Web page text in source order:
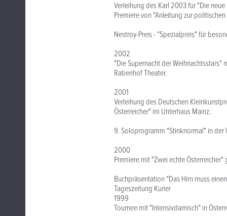
Verleihung des Karl 2003 für "Die
Premiere von "Anleitung zur
Nestroy-Preis - "Spezialpreis" für
2002
"Die Supernacht der Weihnachtsstars"
Rabenhof Theater.
2001
Verleihung des Deutschen
Österreicher" im Unterhaus Mainz.
9. Soloprogramm "Stinknormal" in der
2000
Premiere mit "Zwei echte
Buchpräsentation "Das Hirn muss
Tageszeitung Kurier
1999
Tournee mit "Intensivdamisch" in